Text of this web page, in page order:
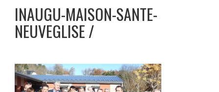
INAUGU-MAISON-SANTE-
NEUVEGLISE